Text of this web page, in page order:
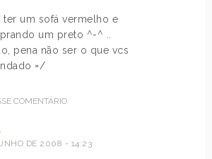
ter um sofá vermelho e
um preto ^-^ ..
pena não ser o que vcs
=/
COMENTÁRIO
DE 2008 - 14:23